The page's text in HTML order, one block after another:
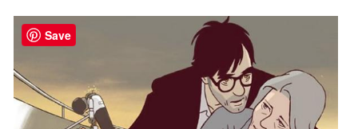
Save